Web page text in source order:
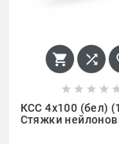
 
   
КСС 4x100 (бел)
Стяжки